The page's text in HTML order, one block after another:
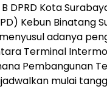
B DPRD Kota
Kebun Binatang
adanya
Terminal
Pembangunan
mulai